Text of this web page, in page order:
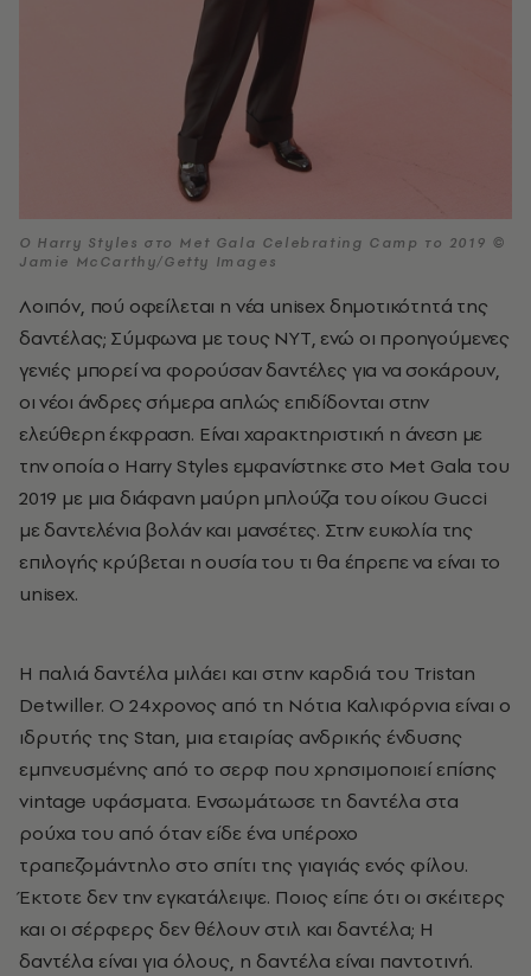
Ο Harry Styles στο Met Gala Celebrating Camp το 2019 ©
Jamie McCarthy/Getty Images
Λοιπόν, πού οφείλεται η νέα unisex δημοτικότητά της
δαντέλας; Σύμφωνα με τους ΝΥΤ, ενώ οι προηγούμενες
γενιές μπορεί να φορούσαν δαντέλες για να σοκάρουν,
οι νέοι άνδρες σήμερα απλώς επιδίδονται στην
ελεύθερη έκφραση. Είναι χαρακτηριστική η άνεση με
την οποία ο Harry Styles εμφανίστηκε στο Met Gala του
2019 με μια διάφανη μαύρη μπλούζα του οίκου Gucci
με δαντελένια βολάν και μανσέτες. Στην ευκολία της
επιλογής κρύβεται η ουσία του τι θα έπρεπε να είναι το
unisex.
Η παλιά δαντέλα μιλάει και στην καρδιά του Tristan
Detwiller. Ο 24χρονος από τη Νότια Καλιφόρνια είναι ο
ιδρυτής της Stan, μια εταιρίας ανδρικής ένδυσης
εμπνευσμένης από το σερφ που χρησιμοποιεί επίσης
vintage υφάσματα. Ενσωμάτωσε τη δαντέλα στα
ρούχα του από όταν είδε ένα υπέροχο
τραπεζομάντηλο στο σπίτι της γιαγιάς ενός φίλου.
Έκτοτε δεν την εγκατάλειψε. Ποιος είπε ότι οι σκέιτερς
και οι σέρφερς δεν θέλουν στιλ και δαντέλα; Η
δαντέλα είναι για όλους, η δαντέλα είναι παντοτινή.